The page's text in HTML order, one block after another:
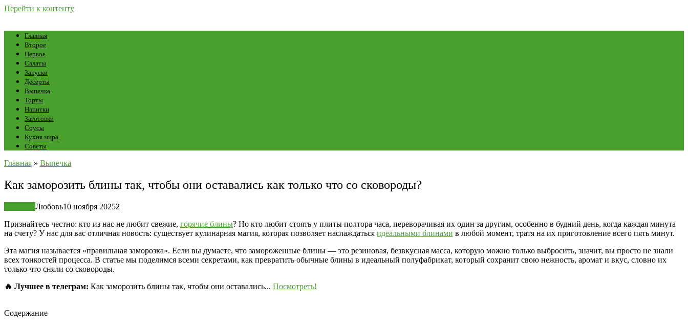
Перейти к контенту
Главная
Второе
Первое
Салаты
Закуски
Десерты
Выпечка
Торты
Напитки
Заготовки
Соусы
Кухня мира
Советы
Главная » Выпечка
Как заморозить блины так, чтобы они оставались как только что со сковороды?
Любовь10 ноября 20252
Признайтесь честно: кто из нас не любит свежие, горячие блины? Но кто любит стоять у плиты полтора часа, переворачивая их один за другим, особенно в будний день, когда каждая минута
на счету? У нас для вас отличная новость: существует кулинарная магия, которая позволяет наслаждаться идеальными блинами в любой момент, тратя на их приготовление всего пять минут.
Эта магия называется «правильная заморозка». Если вы думаете, что замороженные блины — это резиновая, безвкусная масса, которую можно только выбросить, значит, вы просто не знали
всех тонкостей процесса. В статье мы поделимся всеми секретами, как превратить обычные блины в идеальный полуфабрикат, который сохранит свою нежность, аромат и вкус, словно их
только что сняли со сковороды.
🔥 Лучшее в телеграм: Как заморозить блины так, чтобы они оставались... Посмотреть!
Содержание